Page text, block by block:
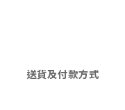
送貨及付款方式